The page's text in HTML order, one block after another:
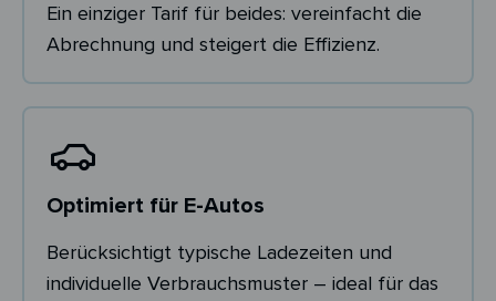
Ein einziger Tarif für beides: vereinfacht die
Abrechnung und steigert die Effizienz.
Optimiert für E-Autos
Berücksichtigt typische Ladezeiten und
individuelle Verbrauchsmuster – ideal für das